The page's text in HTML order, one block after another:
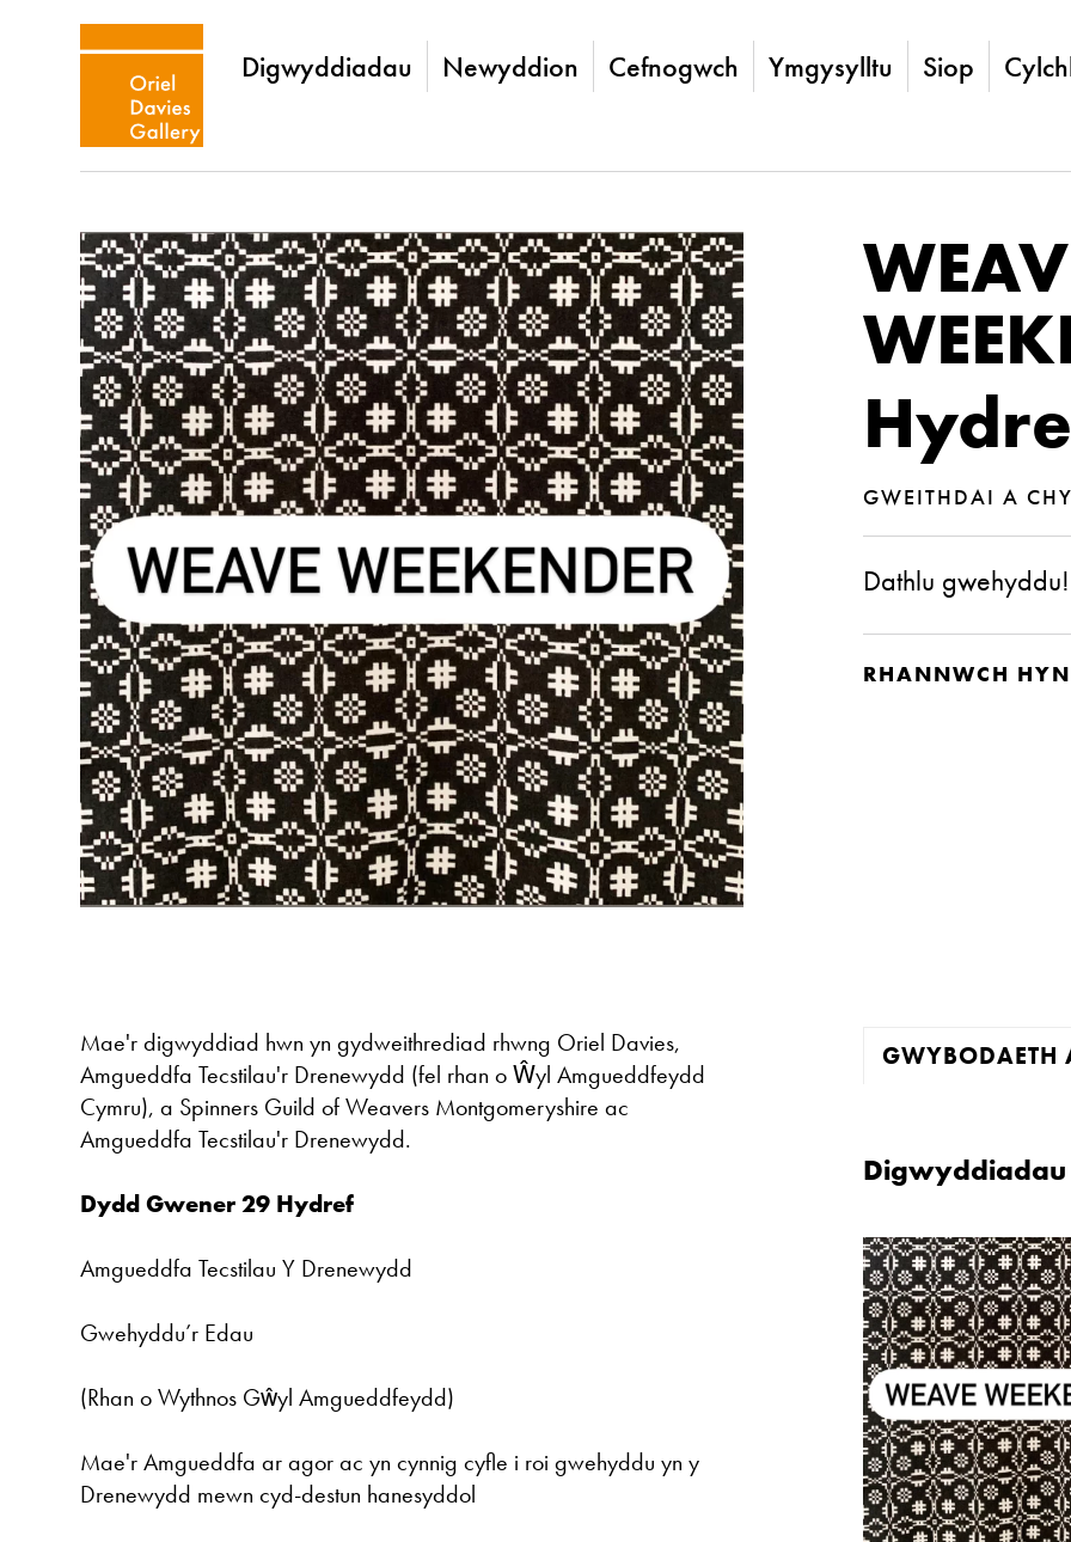
Digwyddiadau Newyddion Cefnogwch Ymgysylltu Siop
GWEITHDAI A
Dathlu gwehyddu!
RHANNWCH HYN
Mae'r digwyddiad hwn yn gydweithrediad rhwng Oriel Davies,
Amgueddfa Tecstilau'r Drenewydd (fel rhan o Ŵyl Amgueddfeydd
Cymru), a Spinners Guild of Weavers Montgomeryshire ac
Amgueddfa Tecstilau'r Drenewydd.
Dydd Gwener 29 Hydref
Amgueddfa Tecstilau Y Drenewydd
Gwehyddu’r Edau
(Rhan o Wythnos Gŵyl Amgueddfeydd)
Mae'r Amgueddfa ar agor ac yn cynnig cyfle i roi gwehyddu yn y
Drenewydd mewn cyd-destun hanesyddol
GWYBODAETH
Caffi yn cau
Ac eithrio
Gwyliau banc